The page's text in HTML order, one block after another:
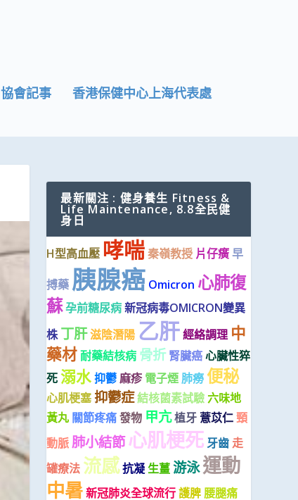
協會記事 香港保健中心上海代表處
最新關注 : 健身養生 Fitness &
Life Maintenance, 8.8全民健
身日
H型高血壓 哮喘秦嶺教授 片仔癀早
搏藥 胰腺癌 Omicron 心肺復
蘇孕前糖尿病新冠病毒OMICRON變異
株 丁肝滋陰潛陽 乙肝經絡調理 中
藥材耐藥結核病 骨折 腎臟癌心臟性猝
死溺水抑鬱麻疹 電子煙肺癆 便秘
心肌梗塞抑鬱症結核菌素試驗 六味地
黃丸 關節疼痛發物 甲亢植牙薏苡仁頸
動脈肺小結節心肌梗死牙齒 走
罐療法 流感抗凝生薑游泳運動
中暑新冠肺炎全球流行護脾腰腿痛